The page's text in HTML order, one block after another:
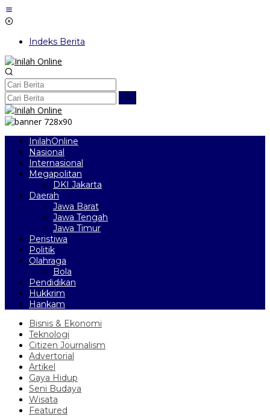
Lewati
ke
Indeks Berita
InilahOnline
Nasional
Internasional
Megapolitan
DKI Jakarta
Daerah
Jawa Barat
Jawa Tengah
Jawa Timur
Peristiwa
Politik
Olahraga
Bola
Pendidikan
Hukkrim
Hankam
Bisnis & Ekonomi
Teknologi
Citizen Journalism
Advertorial
Artikel
Gaya Hidup
Seni Budaya
Wisata
Featured